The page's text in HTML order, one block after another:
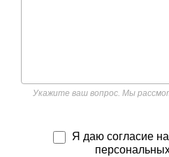
Укажите ваш вопрос. Мы
Я даю согласие